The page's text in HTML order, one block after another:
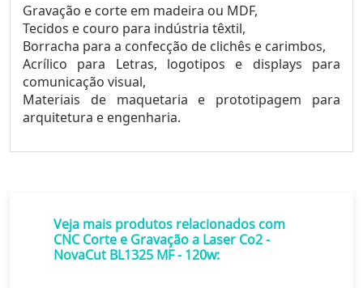
Gravação e corte em madeira ou MDF,
Tecidos e couro para indústria têxtil,
Borracha para a confecção de clichês e carimbos,
Acrílico para Letras, logotipos e displays para
comunicação visual,
Materiais de maquetaria e prototipagem para
arquitetura e engenharia.
Veja mais produtos relacionados com
CNC Corte e Gravação a Laser Co2 -
NovaCut BL1325 MF - 120w: